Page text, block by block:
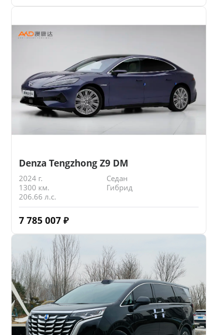
Denza Tengzhong Z9 DM
2024 г.
Седан
1300 км.
Гибрид
206.66 л.с.
7 785 007 ₽